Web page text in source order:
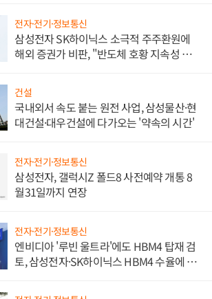
전자·전기·정보통신
삼성전자 SK하이닉스 소극적 주주환원에
해외 증권가 비판, "반도체 호황 지속성 의
건설
국내외서 속도 붙는 원전 사업, 삼성물산·현
대건설·대우건설에 다가오는 '약속의 시간'
전자·전기·정보통신
삼성전자, 갤럭시Z 폴드8 사전예약 개통 8
월31일까지 연장
전자·전기·정보통신
엔비디아 '루빈 울트라'에도 HBM4 탑재 검
토, 삼성전자·SK하이닉스 HBM4 수율에 주